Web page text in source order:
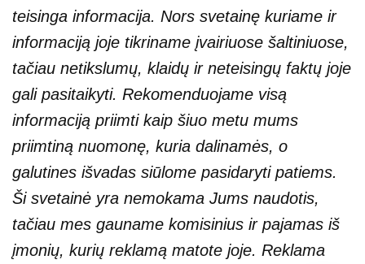
teisinga informacija. Nors svetainę kuriame ir
informaciją joje tikriname įvairiuose šaltiniuose,
tačiau netikslumų, klaidų ir neteisingų faktų joje
gali pasitaikyti. Rekomenduojame visą
informaciją priimti kaip šiuo metu mums
priimtiną nuomonę, kuria dalinamės, o
galutines išvadas siūlome pasidaryti patiems.
Ši svetainė yra nemokama Jums naudotis,
tačiau mes gauname komisinius ir pajamas iš
įmonių, kurių reklamą matote joje. Reklama